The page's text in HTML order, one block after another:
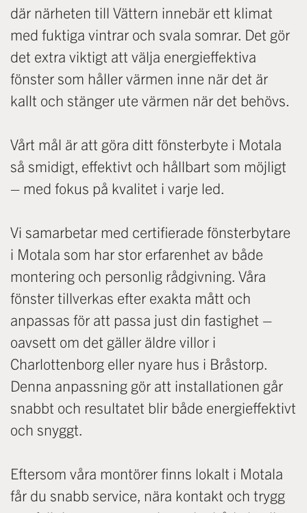
där närheten till Vättern innebär ett klimat
med fuktiga vintrar och svala somrar. Det gör
det extra viktigt att välja energieffektiva
fönster som håller värmen inne när det är
kallt och stänger ute värmen när det behövs.
Vårt mål är att göra ditt fönsterbyte i Motala
så smidigt, effektivt och hållbart som möjligt
– med fokus på kvalitet i varje led.
Vi samarbetar med certifierade fönsterbytare
i Motala som har stor erfarenhet av både
montering och personlig rådgivning. Våra
fönster tillverkas efter exakta mått och
anpassas för att passa just din fastighet –
oavsett om det gäller äldre villor i
Charlottenborg eller nyare hus i Bråstorp.
Denna anpassning gör att installationen går
snabbt och resultatet blir både energieffektivt
och snyggt.
Eftersom våra montörer finns lokalt i Motala
får du snabb service, nära kontakt och trygg